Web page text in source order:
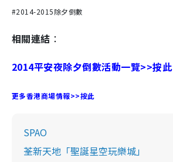
#2014-2015除夕倒數
相關連結 ：
2014平安夜除夕倒數活動一覽>>按此
更多香港商場情報>>按此
SPAO
荃新天地「聖誕星空玩樂城」